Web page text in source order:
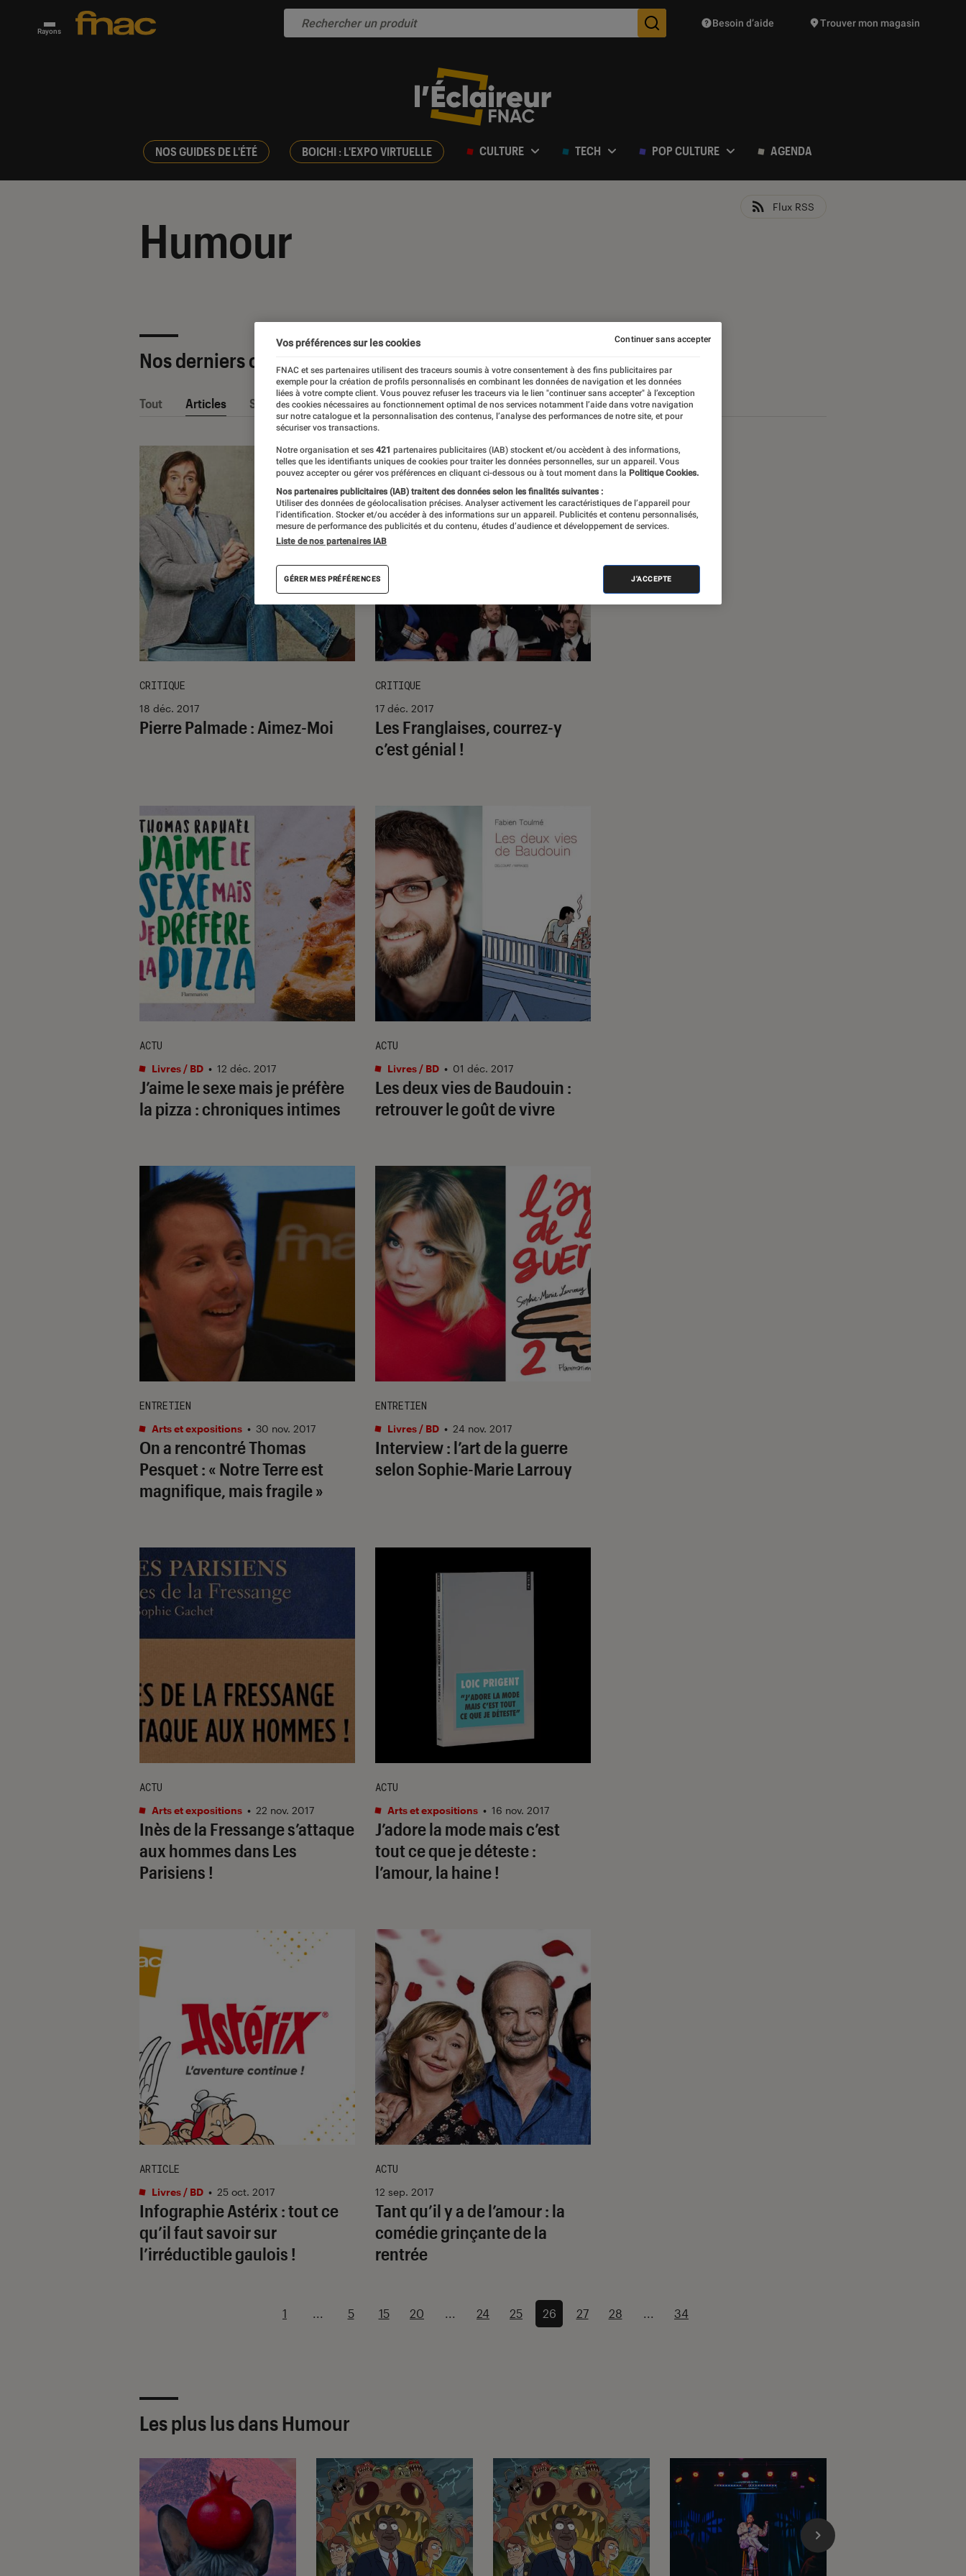
Rayons Des suggestions de produits vont vous être proposées
Besoin d’aide Trouver mon magasin
NOS GUIDES DE L'ÉTÉ BOICHI : L'EXPO VIRTUELLE CULTURE TECH POP CULTURE AGENDA
Humour
Flux RSS
Nos derniers contenus
Tout Articles Sélections et guides
Pierre Palmade : Aimez-Moi
CRITIQUE
18 déc. 2017
Les Franglaises, courrez-y
c’est génial !
CRITIQUE
17 déc. 2017
J’aime le sexe mais je préfère
la pizza : chroniques intimes
ACTU
Livres / BD • 12 déc. 2017
Les deux vies de Baudouin :
retrouver le goût de vivre
ACTU
Livres / BD • 01 déc. 2017
On a rencontré Thomas
Pesquet : « Notre Terre est
magnifique, mais fragile »
ENTRETIEN
Arts et expositions • 30 nov. 2017
Interview : l’art de la guerre
selon Sophie-Marie Larrouy
ENTRETIEN
Livres / BD • 24 nov. 2017
Inès de la Fressange s’attaque
aux hommes dans Les
Parisiens !
ACTU
Arts et expositions • 22 nov. 2017
J’adore la mode mais c’est
tout ce que je déteste :
l’amour, la haine !
ACTU
Arts et expositions • 16 nov. 2017
Infographie Astérix : tout ce
qu’il faut savoir sur
l’irréductible gaulois !
ARTICLE
Livres / BD • 25 oct. 2017
Tant qu’il y a de l’amour : la
comédie grinçante de la
rentrée
ACTU
12 sep. 2017
1 ... 5 15 20 ... 24 25 26 27 28 ... 34
Les plus lus dans Humour
Vos préférences sur les cookies
FNAC et ses partenaires utilisent des traceurs soumis à votre consentement à des fins publicitaires par
exemple pour la création de profils personnalisés en combinant les données de navigation et les données
liées à votre compte client. Vous pouvez refuser les traceurs via le lien "continuer sans accepter" à l’exception
des cookies nécessaires au fonctionnement optimal de nos services notamment l’aide dans votre navigation
sur notre catalogue et la personnalisation des contenus, l’analyse des performances de notre site, et pour
sécuriser vos transactions.
Notre organisation et ses 421 partenaires publicitaires (IAB) stockent et/ou accèdent à des informations,
telles que les identifiants uniques de cookies pour traiter les données personnelles, sur un appareil. Vous
pouvez accepter ou gérer vos préférences en cliquant ci-dessous ou à tout moment dans la Politique Cookies.
Nos partenaires publicitaires (IAB) traitent des données selon les finalités suivantes :
Utiliser des données de géolocalisation précises. Analyser activement les caractéristiques de l’appareil pour
l’identification. Stocker et/ou accéder à des informations sur un appareil. Publicités et contenu personnalisés,
mesure de performance des publicités et du contenu, études d’audience et développement de services.
Liste de nos partenaires IAB
GÉRER MES PRÉFÉRENCES J'ACCEPTE
Continuer sans accepter